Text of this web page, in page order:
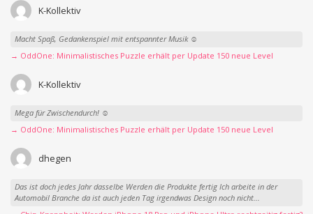
K-Kollektiv
Macht Spaß, Gedankenspiel mit entspannter Musik ☺️
→ OddOne: Minimalistisches Puzzle erhält per Update 150 neue Level
K-Kollektiv
Mega für Zwischendurch! ☺️
→ OddOne: Minimalistisches Puzzle erhält per Update 150 neue Level
dhegen
Das ist doch jedes Jahr dasselbe Werden die Produkte fertig Ich arbeite in der
Automobil Branche da ist auch jeden Tag irgendwas Design noch nicht...